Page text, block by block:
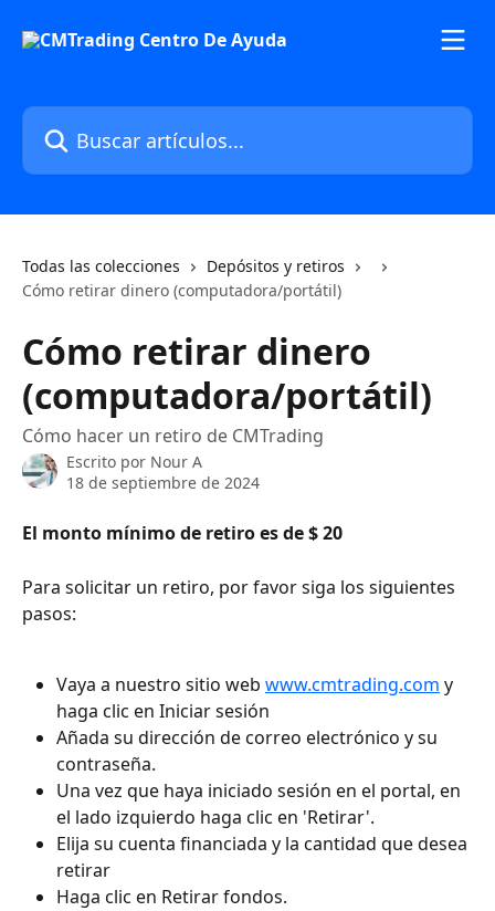
Buscar artículos...
Todas las colecciones
Depósitos y retiros
Cómo retirar dinero (computadora/portátil)
Cómo retirar dinero
(computadora/portátil)
Cómo hacer un retiro de CMTrading
Escrito por Nour A
18 de septiembre de 2024
El monto mínimo de retiro es de $ 20
Para solicitar un retiro, por favor siga los siguientes
pasos:
Vaya a nuestro sitio web www.cmtrading.com y
haga clic en Iniciar sesión
Añada su dirección de correo electrónico y su
contraseña.
Una vez que haya iniciado sesión en el portal, en
el lado izquierdo haga clic en 'Retirar'.
Elija su cuenta financiada y la cantidad que desea
retirar
Haga clic en Retirar fondos.